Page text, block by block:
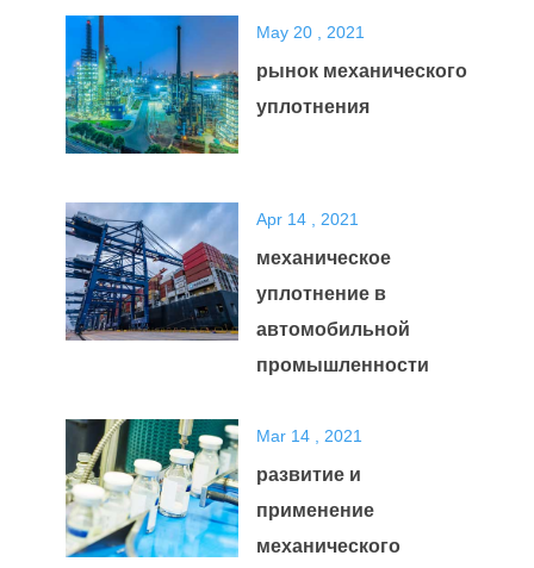
May 20 , 2021
рынок механического
уплотнения
Apr 14 , 2021
механическое
уплотнение в
автомобильной
промышленности
Mar 14 , 2021
развитие и
применение
механического